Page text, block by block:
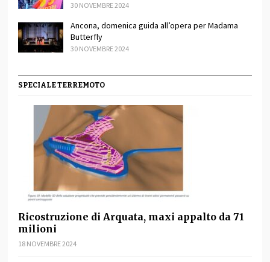
30 NOVEMBRE 2024
Ancona, domenica guida all’opera per Madama
Butterfly
30 NOVEMBRE 2024
SPECIALE TERREMOTO
Ricostruzione di Arquata, maxi appalto da 71
milioni
18 NOVEMBRE 2024